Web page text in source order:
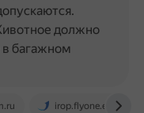
irop.flyone.eu
должно
в багажном